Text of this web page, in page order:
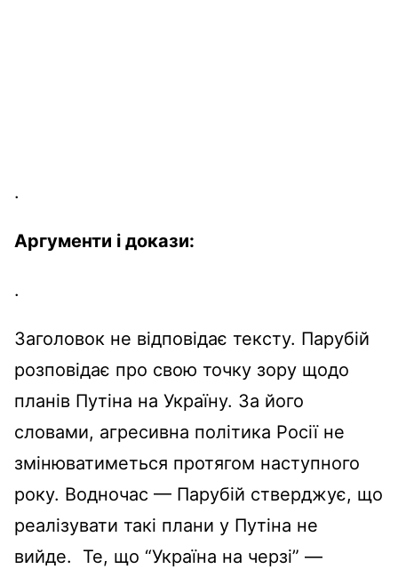
.
Аргументи і докази:
.
Заголовок не відповідає тексту. Парубій
розповідає про свою точку зору щодо
планів Путіна на Україну. За його
словами, агресивна політика Росіїне
змінюватиметься протягом наступного
року. Водночас — Парубій стверджує, що
реалізувати такі плани у Путіна не
вийде. Те, що “Україна на черзі” —